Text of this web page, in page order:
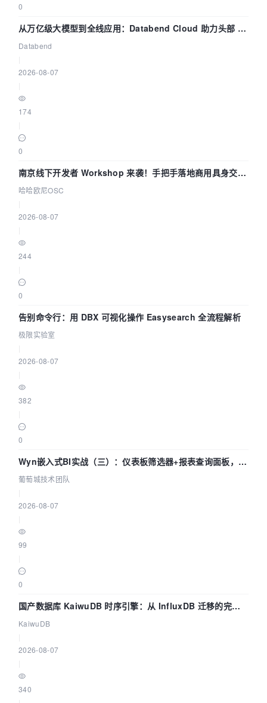
0
从万亿级大模型到全线应用：Databend Cloud 助力头部 AI
企业构建全链路 Trace 数据管道
Databend
2026-08-07
174
0
南京线下开发者 Workshop 来袭！手把手落地商用具身交互
智能 Agent 应用
哈哈欧尼OSC
2026-08-07
244
0
告别命令行：用 DBX 可视化操作 Easysearch 全流程解析
极限实验室
2026-08-07
382
0
Wyn嵌入式BI实战（三）：仪表板筛选器+报表查询面板，参
数联动全闭环
葡萄城技术团队
2026-08-07
99
0
国产数据库 KaiwuDB 时序引擎：从 InfluxDB 迁移的完整
技术路径
KaiwuDB
2026-08-07
340